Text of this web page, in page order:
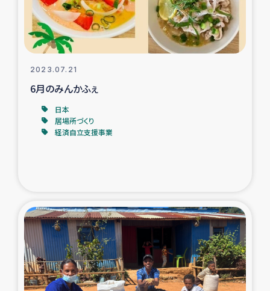
2023.07.21
6月のみんかふぇ
日本
居場所づくり
経済自立支援事業